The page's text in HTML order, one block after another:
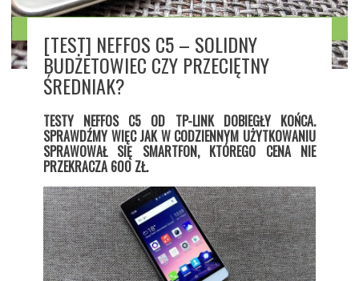
[TEST] NEFFOS C5 – SOLIDNY
BUDŻETOWIEC CZY PRZECIĘTNY
ŚREDNIAK?
TESTY NEFFOS C5 OD TP-LINK DOBIEGŁY KOŃCA.
SPRAWDŹMY WIĘC JAK W CODZIENNYM UŻYTKOWANIU
SPRAWOWAŁ SIĘ SMARTFON, KTÓREGO CENA NIE
PRZEKRACZA 600 ZŁ.